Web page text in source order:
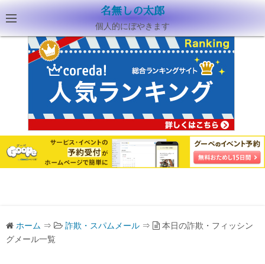
名無しの太郎
個人的にぼやきます
ホーム ⇒ 詐欺・スパムメール ⇒
本日の詐欺・フィッシン
グメール一覧